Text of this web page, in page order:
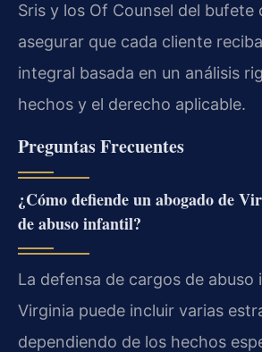
Sris y los Of Counsel del bufete
asegurar que cada cliente
integral basada en un análisis
hechos y el derecho aplicable.
Preguntas Frecuentes
¿Cómo defiende un abogado de
de abuso infantil?
La defensa de cargos de abuso
Virginia puede incluir varias
dependiendo de los hechos